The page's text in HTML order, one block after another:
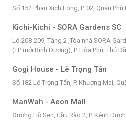
Số 152 Phan Xích Long, P. 02, Quận
Kichi-Kichi - SORA Gardens SC
Lô 208-209, Tầng 2 ,Tòa nhà SORA
(TP mới Bình Dương), P. Hòa Phú, Thủ
Gogi House - Lê Trọng Tấn
Số 182 Lê Trọng Tấn, P. Khương Mai,
ManWah - Aeon Mall
Đường Hồ Sen, Cầu Rào 2, P. Kênh